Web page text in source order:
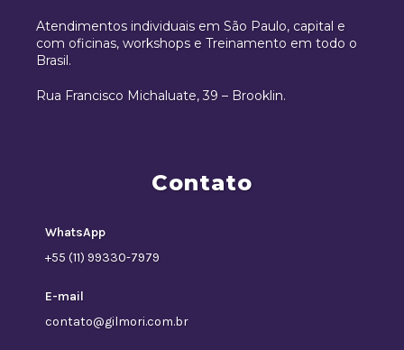
Atendimentos individuais em São Paulo, capital e
com oficinas, workshops e Treinamento em todo o
Brasil.
Rua Francisco Michaluate, 39 – Brooklin.
Contato
WhatsApp
+55 (11) 99330-7979
E-mail
contato@gilmori.com.br